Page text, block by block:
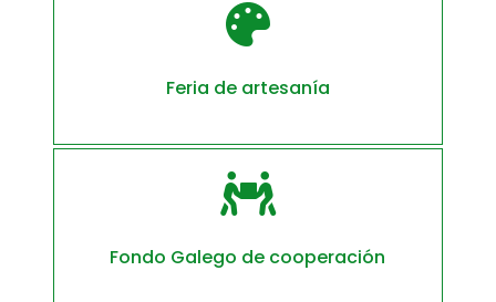

Feria de artesanía

Fondo Galego de cooperación